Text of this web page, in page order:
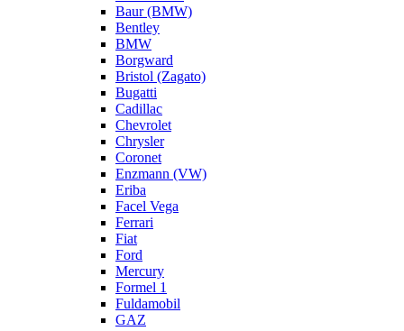
Baur (BMW)
Bentley
BMW
Borgward
Bristol (Zagato)
Bugatti
Cadillac
Chevrolet
Chrysler
Coronet
Enzmann (VW)
Eriba
Facel Vega
Ferrari
Fiat
Ford
Mercury
Formel 1
Fuldamobil
GAZ